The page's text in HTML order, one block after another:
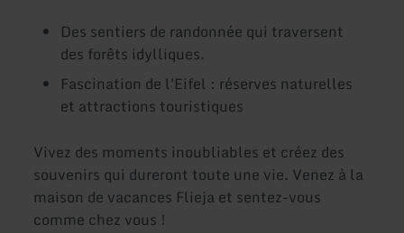
Des sentiers de randonnée qui traversent
des forêts idylliques.
Fascination de l'Eifel : réserves naturelles
et attractions touristiques
Vivez des moments inoubliables et créez des
souvenirs qui dureront toute une vie. Venez à la
maison de vacances Flieja et sentez-vous
comme chez vous !